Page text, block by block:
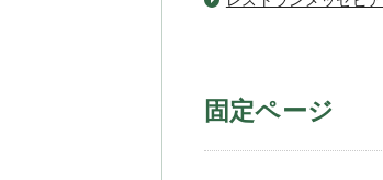
固定ページ